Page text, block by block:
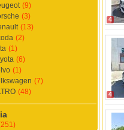
(9)
(3)
(13)
(2)
(1)
(6)
(1)
(7)
(48)
4
4